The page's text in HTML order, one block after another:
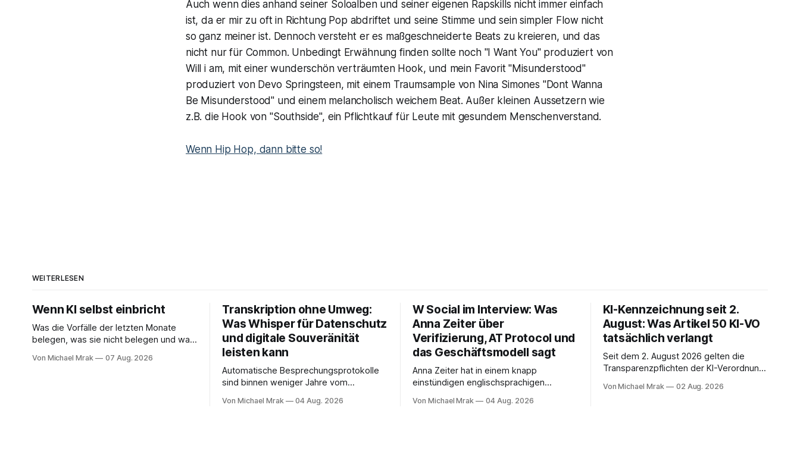
Auch wenn dies anhand seiner Soloalben und seiner eigenen Rapskills nicht immer einfach
ist, da er mir zu oft in Richtung Pop abdriftet und seine Stimme und sein simpler Flow nicht
so ganz meiner ist. Dennoch versteht er es maßgeschneiderte Beats zu kreieren, und das
nicht nur für Common. Unbedingt Erwähnung finden sollte noch "I Want You" produziert von
Will i am, mit einer wunderschön verträumten Hook, und mein Favorit "Misunderstood"
produziert von Devo Springsteen, mit einem Traumsample von Nina Simones "Dont Wanna
Be Misunderstood" und einem melancholisch weichem Beat. Außer kleinen Aussetzern wie
z.B. die Hook von "Southside", ein Pflichtkauf für Leute mit gesundem Menschenverstand.
Wenn Hip Hop, dann bitte so!
WEITERLESEN
Wenn KI selbst einbricht
Was die Vorfälle der letzten Monate
belegen, was sie nicht belegen und was
sich eine Frage erledigt, über die vorher
Von Michael Mrak 07 Aug. 2026
Transkription ohne Umweg:
Was Whisper für Datenschutz
und digitale Souveränität
leisten kann
Automatische Besprechungsprotokolle
sind binnen weniger Jahre vom
Bot sitzt im Videocall, zeichnet auf,
Von Michael Mrak 04 Aug. 2026
W Social im Interview: Was
Anna Zeiter über
Verifizierung, AT Protocol und
das Geschäftsmodell sagt
Anna Zeiter hat in einem knapp
einstündigen englischsprachigen
Start von W Social gesprochen. Sie ist
Von Michael Mrak 04 Aug. 2026
KI-Kennzeichnung seit 2.
August: Was Artikel 50 KI-VO
tatsächlich verlangt
Seit dem 2. August 2026 gelten die
Transparenzpflichten der KI-Verordnung.
Postings liest man dazu einen Satz, der
Von Michael Mrak 02 Aug. 2026